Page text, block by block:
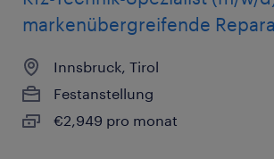
markenübergreifende
Innsbruck, Tirol
Festanstellung
€2,949 pro monat